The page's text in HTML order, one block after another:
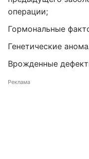
операции;
Гормональные
Генетические
Врожденные
Реклама